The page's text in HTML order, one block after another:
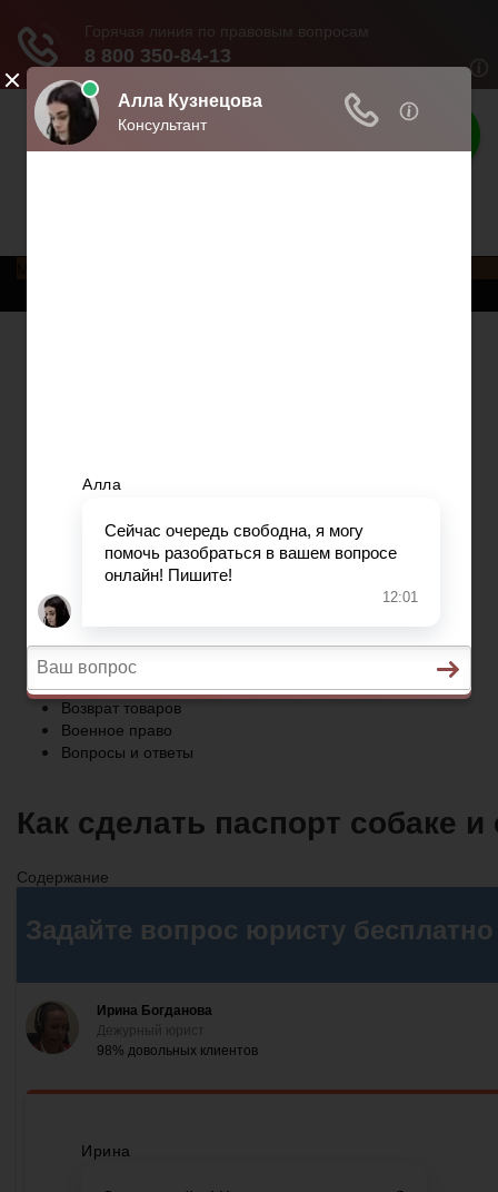
Права граждан
Возврат товаров
Военное право
Вопросы и ответы
Главная
Трудовое право
Предпринимательское право
Возврат товаров
Военное право
Вопросы и ответы
Как сделать паспорт собаке
Содержание